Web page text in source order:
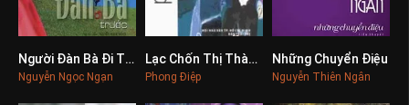
0Người Đàn Bà Đi Trước
Nguyễn Ngọc Ngạn
0
Lạc Chốn Thị Thành
Phong Điệp
0
Những Chuyển Điệu
Nguyễn Thiên Ngân